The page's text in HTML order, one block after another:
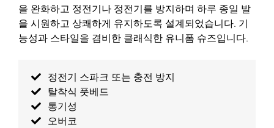
을 완화하고 정전기나 정전기를 방지하며 하루 종일 발
을 시원하고 상쾌하게 유지하도록 설계되었습니다. 기
능성과 스타일을 겸비한 클래식한 유니폼 슈즈입니다.
정전기 스파크 또는 충전 방지
탈착식 풋베드
통기성
오버코